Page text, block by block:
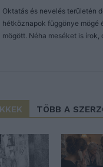
Oktatás és nevelés területén
hétköznapok függönye mögé
mögött. Néha meséket is
TÖBB A